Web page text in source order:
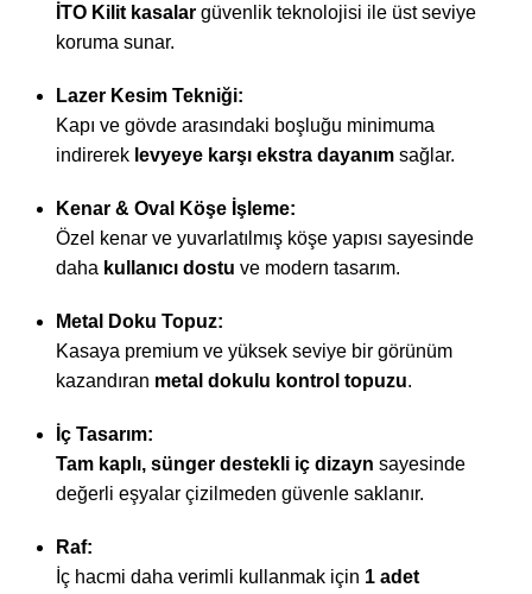
İTO Kilit kasalar güvenlik teknolojisi ile üst seviye
koruma sunar.
Lazer Kesim Tekniği:
Kapı ve gövde arasındaki boşluğu minimuma
indirerek levyeye karşı ekstra dayanım sağlar.
Kenar & Oval Köşe İşleme:
Özel kenar ve yuvarlatılmış köşe yapısı sayesinde
daha kullanıcı dostu ve modern tasarım.
Metal Doku Topuz:
Kasaya premium ve yüksek seviye bir görünüm
kazandıran metal dokulu kontrol topuzu.
İç Tasarım:
Tam kaplı, sünger destekli iç dizayn sayesinde
değerli eşyalar çizilmeden güvenle saklanır.
Raf:
İç hacmi daha verimli kullanmak için 1 adet